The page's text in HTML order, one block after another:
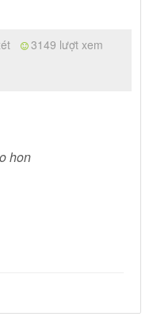
3149 lượt xem
hon